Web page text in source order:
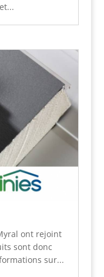
ont rejoint
sont donc
sur...